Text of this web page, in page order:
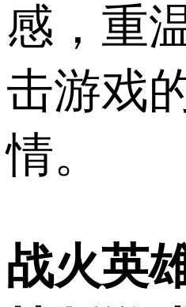
感，重
击游戏
情。
战火英